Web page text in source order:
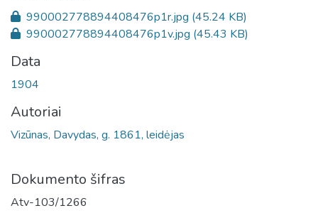
990002778894408476p1r.jpg (45.24 KB)
990002778894408476p1v.jpg (45.43 KB)
Data
1904
Autoriai
Vizūnas, Davydas, g. 1861, leidėjas
Dokumento šifras
Atv-103/1266